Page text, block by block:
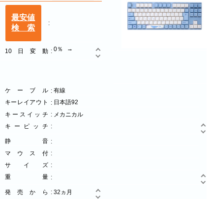
最安値
検索
10日変動 0％
ケーブル
有線
キーレイアウト
日本語92
キースイッチ
メカニカル
キーピッチ
静音
マウス付
サイズ
重量
発売から 32ヵ月